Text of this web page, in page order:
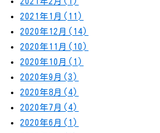
2021年1月(11)
2020年12月(14)
2020年11月(10)
2020年10月(1)
2020年9月(3)
2020年8月(4)
2020年7月(4)
2020年6月(1)